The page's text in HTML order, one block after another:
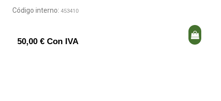
Código interno: 453410
50,00 € Con IVA